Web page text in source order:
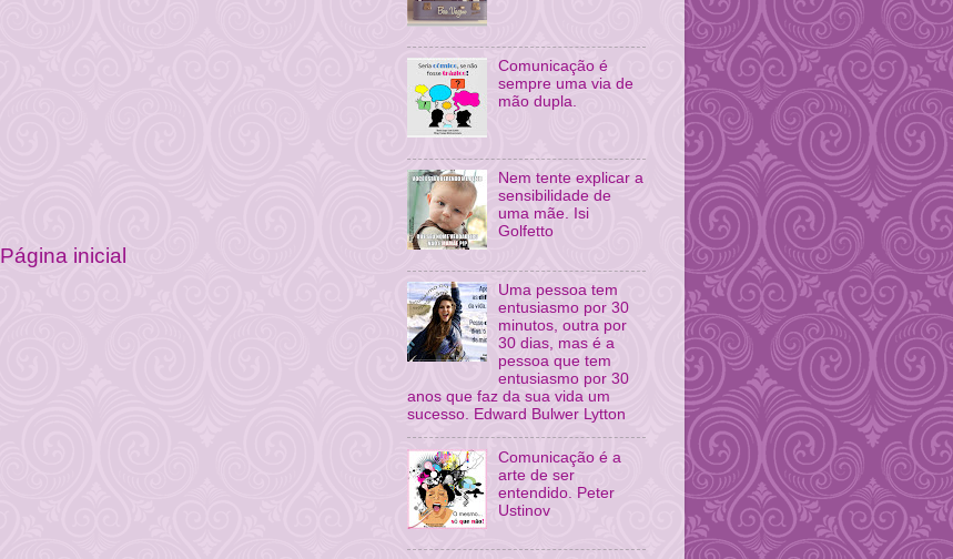
Página inicial
Comunicação é
sempre uma via de
mão dupla.
Nem tente explicar a
sensibilidade de
uma mãe. Isi
Golfetto
Uma pessoa tem
entusiasmo por 30
minutos, outra por
30 dias, mas é a
pessoa que tem
entusiasmo por 30
anos que faz da sua vida um
sucesso. Edward Bulwer Lytton
Comunicação é a
arte de ser
entendido. Peter
Ustinov